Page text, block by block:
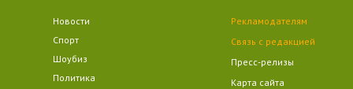
Новости
Спорт
Шоубиз
Политика
Рекламодателям
Связь с редакцией
Пресс-релизы
Карта сайта